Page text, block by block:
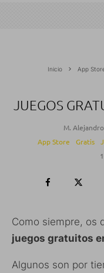
Inicio App
JUEGOS
M.
App Store
Gratis
Como siempre, os
juegos gratuitos
Algunos son por